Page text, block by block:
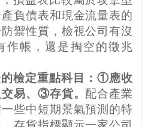
產負債表和現金流量表的
禦性質，檢視公司有沒
作帳，還是掏空的徵兆
檢定重點科目：①應收
易、③存貨。 配合產業
些中短期景氣預測的特